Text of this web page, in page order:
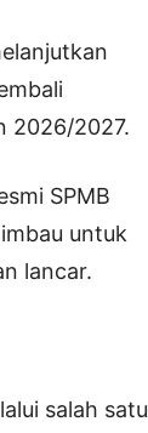
2026/2027.
SPMB
untuk
lancar.
salah satu